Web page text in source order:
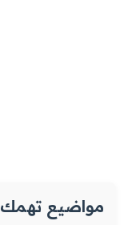
مواضيع تهمك